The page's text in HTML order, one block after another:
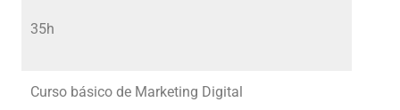
35h
Curso básico de Marketing Digital